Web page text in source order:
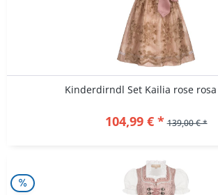
Kinderdirndl Set Kailia rose
104,99 € * 139,00 € *